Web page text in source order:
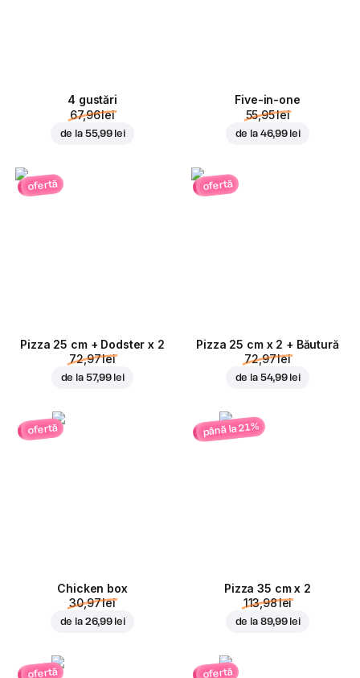
4 gustări
67,96 lei
de la 55,99 lei
Five-in-one
55,95 lei
de la 46,99 lei
ofertă
Pizza 25 cm + Dodster x 2
72,97 lei
de la 57,99 lei
ofertă
Pizza 25 cm x 2 + Băutură
72,97 lei
de la 54,99 lei
ofertă
Chicken box
30,97 lei
de la 26,99 lei
până la 21%
Pizza 35 cm x 2
113,98 lei
de la 89,99 lei
ofertă ofertă